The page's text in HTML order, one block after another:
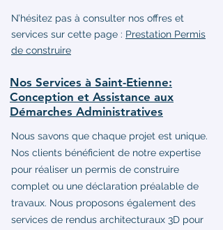
N’hésitez pas à consulter nos offres et
services sur cette page : Prestation Permis
de construire
Nos Services à Saint-Etienne:
Conception et Assistance aux
Démarches Administratives
Nous savons que chaque projet est unique.
Nos clients bénéficient de notre expertise
pour réaliser un permis de construire
complet ou une déclaration préalable de
travaux. Nous proposons également des
services de rendus architecturaux 3D pour